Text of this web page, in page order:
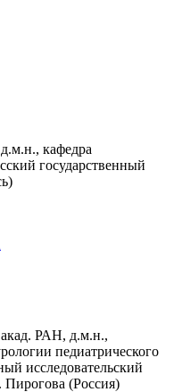
кафедра
государственный
РАН, д.м.н.,
педиатрического
исследовательский
(Россия)